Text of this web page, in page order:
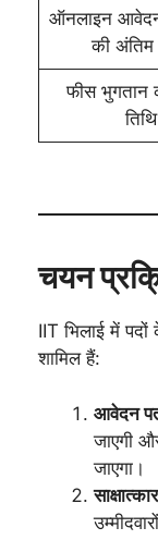
ऑनलाइन
की अंतिम
फीस भुगतान
तिथि
चयन
IIT भिलाई में
शामिल हैं:
आवेदन
जाएगी
जाएगा।